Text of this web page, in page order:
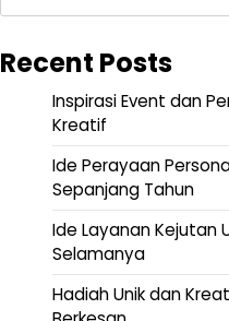
Recent Posts
Inspirasi Event dan
Kreatif
Ide Perayaan
Sepanjang Tahun
Ide Layanan Kejutan
Selamanya
Hadiah Unik dan